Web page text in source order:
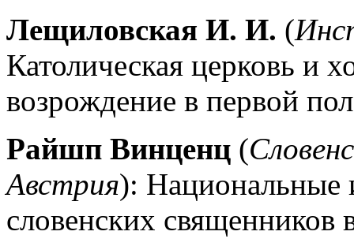
Лещиловская И. И. (
Католическая церковь и
возрождение в первой
Райшп Винценц (
Австрия): Национальные
словенских священников